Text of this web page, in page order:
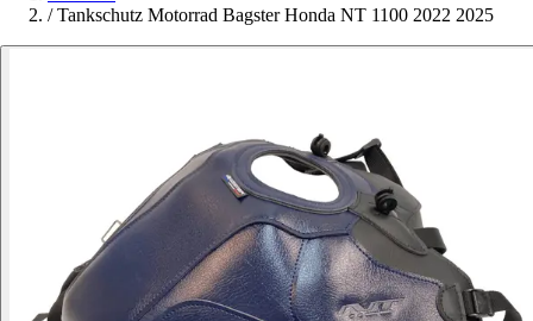
/ Tankschutz Motorrad Bagster Honda NT 1100 2022 2025